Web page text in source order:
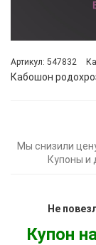
Артикул: 547832
Кабошон
Мы снизили
Купоны и
Не
Купон